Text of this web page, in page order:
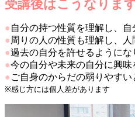
受講後はこうなりま
● 自分の持つ性質を理解し、
● 周りの人の性質も理解し、
●過去の自分を許せるようにな
●今の自分や未来の自分に興
● ご自身のからだの弱りやす
※感じ方には個人差があります